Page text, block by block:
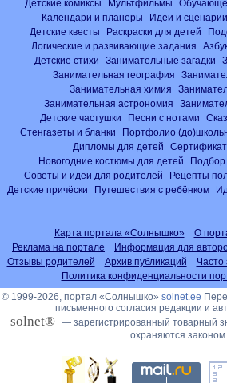
Детские комиксы Мультфильмы
Календари и планеры
Идеи и
Детские квесты
Раскраски для детей
Логические и развивающие задания
Детские стихи
Занимательные загадки
Занимательная география
Занимательная химия
Занимательная астрономия
Детские частушки
Песни с нотами
Стенгазеты и бланки
Портфолио
Дипломы для детей
Новогодние костюмы для детей
Подбор
Советы и идеи для родителей
Рецепты
Детские причёски
Путешествия с ребёнком
Карта портала «Солнышко»
О
Реклама на портале
Информация для
Отзывы родителей
Архив публикаций
Часто
Политика конфиденциальности
© 1999-2026, портал «Солнышко» solnet.ee
письменного согласия редакции и
solnet® — зарегистрированный товарный
охраняются законом.